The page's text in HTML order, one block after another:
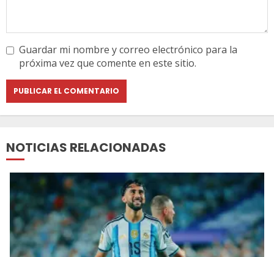
Guardar mi nombre y correo electrónico para la
próxima vez que comente en este sitio.
NOTICIAS RELACIONADAS